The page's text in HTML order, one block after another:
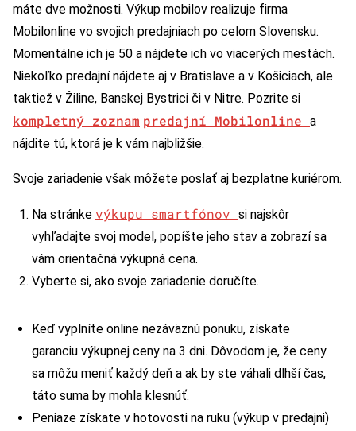
máte dve možnosti. Výkup mobilov realizuje firma
Mobilonline vo svojich predajniach po celom Slovensku.
Momentálne ich je 50 a nájdete ich vo viacerých mestách.
Niekoľko predajní nájdete aj v Bratislave a v Košiciach, ale
taktiež v Žiline, Banskej Bystrici či v Nitre. Pozrite si
kompletný zoznam predajní Mobilonline a
nájdite tú, ktorá je k vám najbližšie.
Svoje zariadenie však môžete poslať aj bezplatne kuriérom.
Na stránke výkupu smartfónov si najskôr
vyhľadajte svoj model, popíšte jeho stav a zobrazí sa
vám orientačná výkupná cena.
Vyberte si, ako svoje zariadenie doručíte.
Keď vyplníte online nezáväznú ponuku, získate
garanciu výkupnej ceny na 3 dni. Dôvodom je, že ceny
sa môžu meniť každý deň a ak by ste váhali dlhší čas,
táto suma by mohla klesnúť.
Peniaze získate v hotovosti na ruku (výkup v predajni)